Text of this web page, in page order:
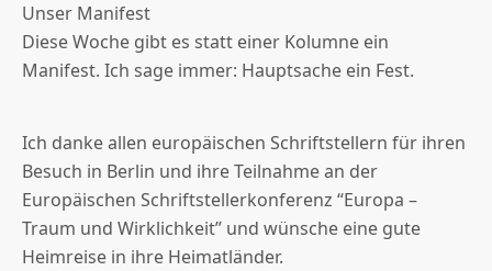
Unser Manifest
Diese Woche gibt es statt einer Kolumne ein
Manifest. Ich sage immer: Hauptsache ein Fest.
Ich danke allen europäischen Schriftstellern für ihren
Besuch in Berlin und ihre Teilnahme an der
Europäischen Schriftstellerkonferenz “Europa –
Traum und Wirklichkeit” und wünsche eine gute
Heimreise in ihre Heimatländer.